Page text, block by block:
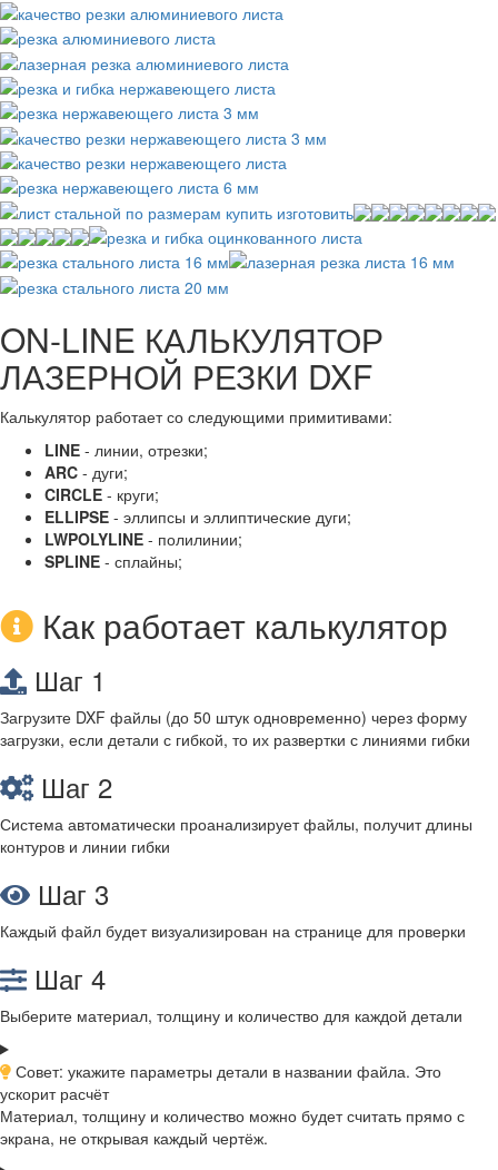
ON-LINE КАЛЬКУЛЯТОР
ЛАЗЕРНОЙ РЕЗКИ DXF
Калькулятор работает со следующими примитивами:
LINE - линии, отрезки;
ARC - дуги;
CIRCLE - круги;
ELLIPSE - эллипсы и эллиптические дуги;
LWPOLYLINE - полилинии;
SPLINE - сплайны;
Как работает калькулятор
Шаг 1
Загрузите DXF файлы (до 50 штук одновременно) через форму
загрузки, если детали с гибкой, то их развертки с линиями гибки
Шаг 2
Система автоматически проанализирует файлы, получит длины
контуров и линии гибки
Шаг 3
Каждый файл будет визуализирован на странице для проверки
Шаг 4
Выберите материал, толщину и количество для каждой детали
Совет: укажите параметры детали в названии файла. Это
ускорит расчёт
Материал, толщину и количество можно будет считать прямо с
экрана, не открывая каждый чертёж.